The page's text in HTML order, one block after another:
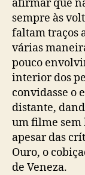
afirmar que
sempre às
faltam traços
várias
pouco
interior dos
convidasse o
distante,
um filme sem
apesar das
Ouro, o
de Veneza.